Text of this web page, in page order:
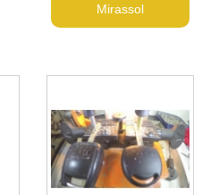
Mirassol